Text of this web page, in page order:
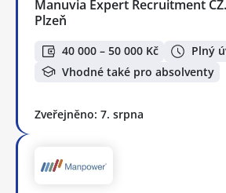
Manuvia Expert Recruitment
Plzeň
40 000 – 50 000 Kč
Plný
Vhodné také pro absolventy
Zveřejněno: 7. srpna